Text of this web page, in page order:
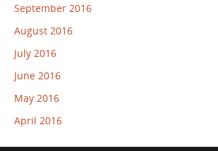
September 2016
August 2016
July 2016
June 2016
May 2016
April 2016